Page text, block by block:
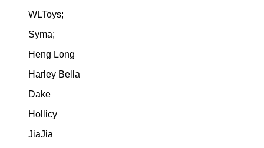
WLToys;
Syma;
Heng Long
Harley Bella
Dake
Hollicy
JiaJia